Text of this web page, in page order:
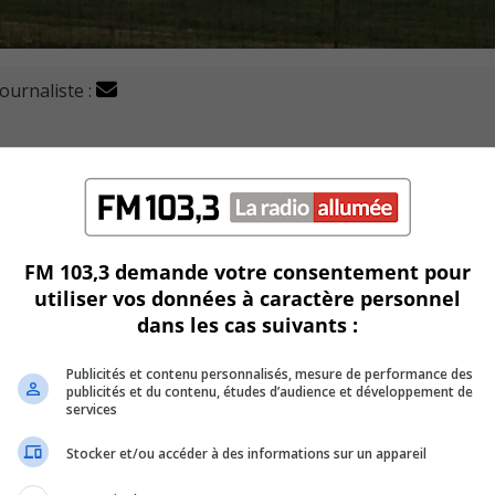
:
dans le secteur de l’aéroport Saint-Hubert-
aviation et un pour les hélicoptères devraient reprendre
a repris une partie de ses activités jeudi dernier et le
mardi.
à la suite de négociations entreprises dans
ministère de l’Éducation, la Direction de la santé
FM 103,3 demande votre consentement pour
utiliser vos données à caractère personnel
dans les cas suivants :
Publicités et contenu personnalisés, mesure de performance des
publicités et du contenu, études d’audience et développement de
services
Stocker et/ou accéder à des informations sur un appareil